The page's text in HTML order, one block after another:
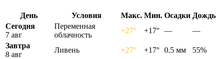
День Условия Макс. Мин. Осадки Дождь
Сегодня
7 авг
Переменная
облачность
+27° +17° —
—
Завтра
8 авг
Ливень +27° +17° 0.5 мм
55%